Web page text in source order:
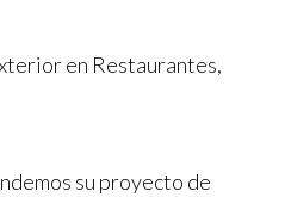
en Restaurantes,
su proyecto de